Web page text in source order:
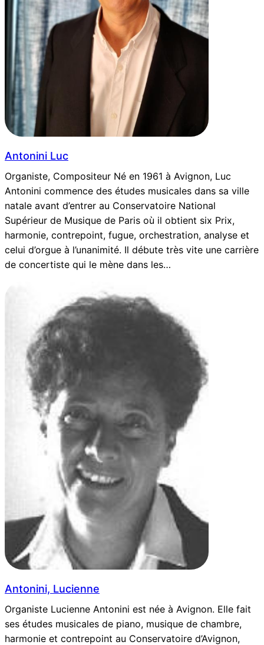
Antonini Luc
Organiste, Compositeur Né en 1961 à Avignon, Luc
Antonini commence des études musicales dans sa ville
natale avant d’entrer au Conservatoire National
Supérieur de Musique de Paris où il obtient six Prix,
harmonie, contrepoint, fugue, orchestration, analyse et
celui d’orgue à l’unanimité. Il débute très vite une carrière
de concertiste qui le mène dans les…
Antonini, Lucienne
Organiste Lucienne Antonini est née à Avignon. Elle fait
ses études musicales de piano, musique de chambre,
harmonie et contrepoint au Conservatoire d’Avignon,